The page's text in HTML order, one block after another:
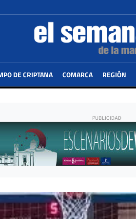
DE CRIPTANA COMARCA REGIÓN